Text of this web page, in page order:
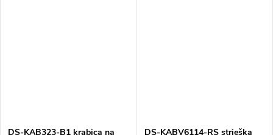
DS-KAB323-B1 krabica na DS-KABV6114-RS strieška